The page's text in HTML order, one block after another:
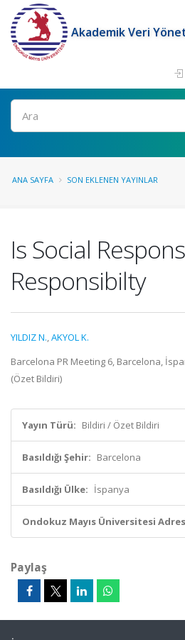
Akademik Veri
Ara
ANA SAYFA SON EKLENEN YAYINLAR
Is Social
Responsibilty
YILDIZ N.,AKYOL K.
Barcelona PR Meeting 6, Barcelona,
(Özet Bildiri)
Yayın Türü: Bildiri / Özet Bildiri
Basıldığı Şehir: Barcelona
Basıldığı Ülke: İspanya
Ondokuz Mayıs Üniversitesi
Paylaş